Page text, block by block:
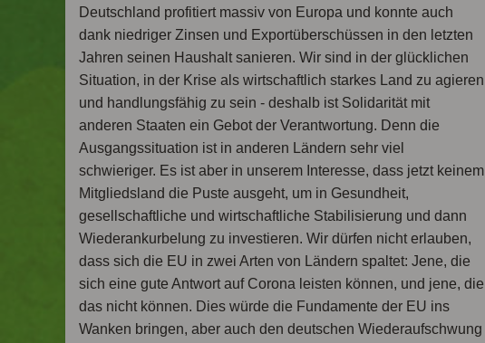
Deutschland profitiert massiv von Europa und konnte auch
dank niedriger Zinsen und Exportüberschüssen in den letzten
Jahren seinen Haushalt sanieren. Wir sind in der glücklichen
Situation, in der Krise als wirtschaftlich starkes Land zu agieren
und handlungsfähig zu sein - deshalb ist Solidarität mit
anderen Staaten ein Gebot der Verantwortung. Denn die
Ausgangssituation ist in anderen Ländern sehr viel
schwieriger. Es ist aber in unserem Interesse, dass jetzt keinem
Mitgliedsland die Puste ausgeht, um in Gesundheit,
gesellschaftliche und wirtschaftliche Stabilisierung und dann
Wiederankurbelung zu investieren. Wir dürfen nicht erlauben,
dass sich die EU in zwei Arten von Ländern spaltet: Jene, die
sich eine gute Antwort auf Corona leisten können, und jene, die
das nicht können. Dies würde die Fundamente der EU ins
Wanken bringen, aber auch den deutschen Wiederaufschwung